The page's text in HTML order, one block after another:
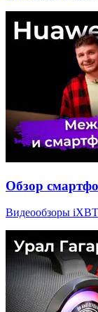
Обзор
Видеообзоры